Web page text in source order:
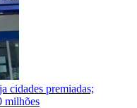
cidades premiadas;
milhões